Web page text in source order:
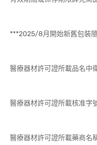
***2025/8月開始新舊包裝
醫療器材許可證所載品名中
醫療器材許可證所載核准字
醫療器材許可證所載藥商名